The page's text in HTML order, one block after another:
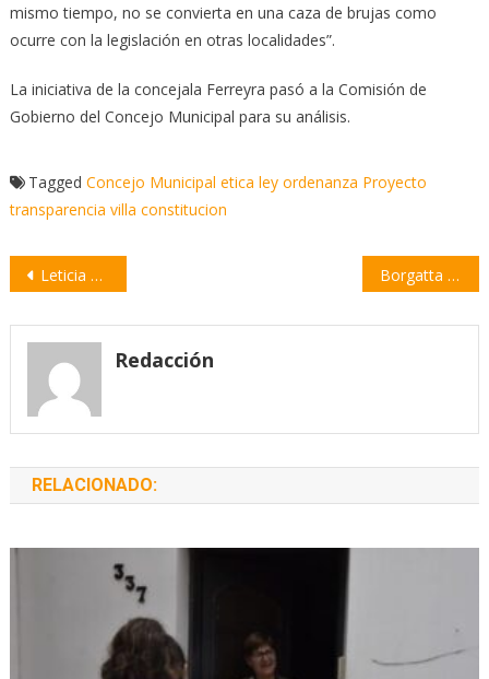
mismo tiempo, no se convierta en una caza de brujas como
ocurre con la legislación en otras localidades”.
La iniciativa de la concejala Ferreyra pasó a la Comisión de
Gobierno del Concejo Municipal para su análisis.
Tagged Concejo Municipal etica ley ordenanza Proyecto
transparencia villa constitucion
Navegación
entradas
Leticia Pieretti activa mecanismos para contar con información sobre accidentes de tránsito Borgatta propone un plan de instalación de contenedores para el reciclado de la basura
Redacción
RELACIONADO: